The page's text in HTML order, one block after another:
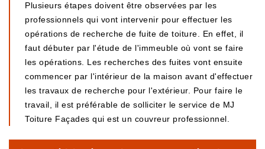
Plusieurs étapes doivent être observées par les
professionnels qui vont intervenir pour effectuer les
opérations de recherche de fuite de toiture. En effet, il
faut débuter par l'étude de l'immeuble où vont se faire
les opérations. Les recherches des fuites vont ensuite
commencer par l'intérieur de la maison avant d'effectuer
les travaux de recherche pour l'extérieur. Pour faire le
travail, il est préférable de solliciter le service de MJ
Toiture Façades qui est un couvreur professionnel.